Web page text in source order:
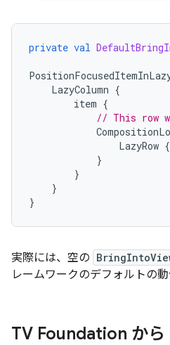
private val
LazyColumn {
item {
// This row
LazyRow {
}
}
}
}
実際には、空の
レームワークのデフォルトの動
TV Foundation か